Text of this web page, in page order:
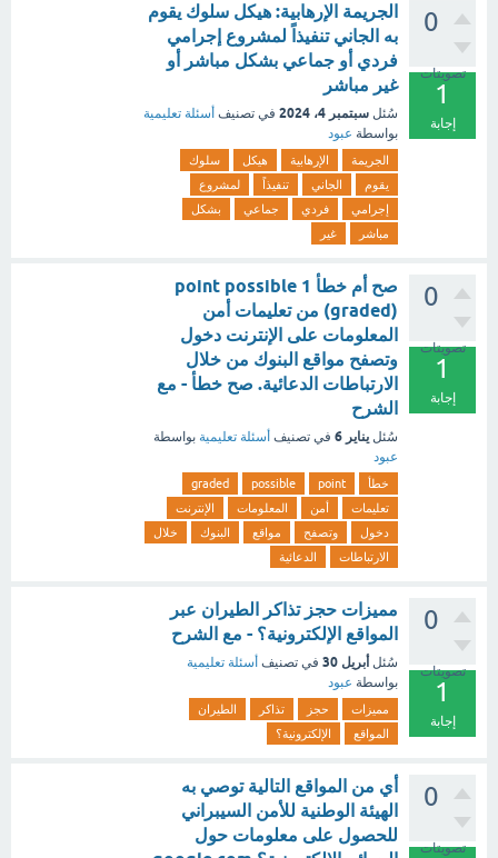
0
تصويتات
1
إجابة
الجريمة الإرهابية: هيكل سلوك يقوم
به الجاني تنفيذاً لمشروع إجرامي
فردي أو جماعي بشكل مباشر أو
غير مباشر
سُئل سبتمبر 4، 2024 في تصنيف أسئلة تعليمية
بواسطة عبود
الجريمة الإرهابية هيكل
سلوك
يقوم
الجاني تنفيذاً
لمشروع
إجرامي
فردي جماعي
بشكل
مباشر
غير
0
تصويتات
1
إجابة
صح أم خطأ 1 point possible
(graded) من تعليمات أمن
المعلومات على الإنترنت دخول
وتصفح مواقع البنوك من خلال
الارتباطات الدعائية. صح خطأ - مع
الشرح
سُئل يناير 6 في تصنيف أسئلة تعليمية بواسطة
عبود
خطأ point
possible
graded
تعليمات
أمن المعلومات
الإنترنت
دخول
وتصفح مواقع البنوك
خلال
الارتباطات
الدعائية
0
تصويتات
1
إجابة
مميزات حجز تذاكر الطيران عبر
المواقع الإلكترونية؟ - مع الشرح
سُئل أبريل 30 في تصنيف أسئلة تعليمية
بواسطة عبود
مميزات حجز تذاكر
الطيران
المواقع
الإلكترونية؟
0
تصويتات
أي من المواقع التالية توصي به
الهيئة الوطنية للأمن السيبراني
للحصول على معلومات حول